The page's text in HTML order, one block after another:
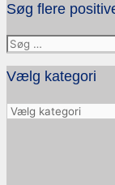
Søg flere
Søg
efter:
Vælg kategori
Vælg